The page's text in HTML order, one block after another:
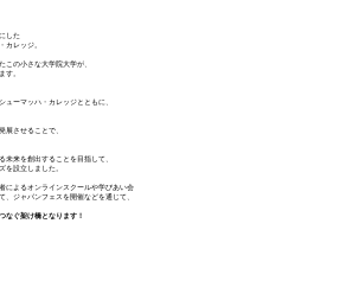
した
カレッジ。
この小さな大学院大学が、
す。
ューマッハ・カレッジとともに、
展させることで、
未来を創出することを目指して、
を設立しました。
によるオンラインスクールや学びあい会
、ジャパンフェスを開催などを通じて、
なぐ架け橋となります！